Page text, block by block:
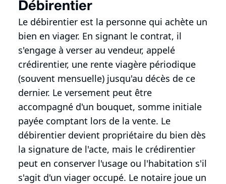
Débirentier
Le débirentier est la personne qui achète un
bien en viager. En signant le contrat, il
s'engage à verser au vendeur, appelé
crédirentier, une rente viagère périodique
(souvent mensuelle) jusqu'au décès de ce
dernier. Le versement peut être
accompagné d'un bouquet, somme initiale
payée comptant lors de la vente. Le
débirentier devient propriétaire du bien dès
la signature de l'acte, mais le crédirentier
peut en conserver l'usage ou l'habitation s'il
s'agit d'un viager occupé. Le notaire joue un